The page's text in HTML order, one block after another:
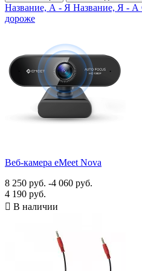
Аксессуары 3
Гарнитуры
Распродажа
1
Видео оборудование
Удлинители
Камеры для
PTZ камеры
Веб-камеры
Видеобары
Камеры для
Панорамные
360°
Название, А - Я Название, Я - А
дороже
Веб-камера eMeet Nova
8 250 руб. -4 060 руб.
4 190 руб.
 В наличии